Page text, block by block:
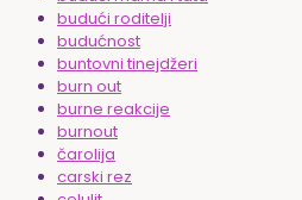
budući roditelji
budućnost
buntovni tinejdžeri
burn out
burne reakcije
burnout
čarolija
carski rez